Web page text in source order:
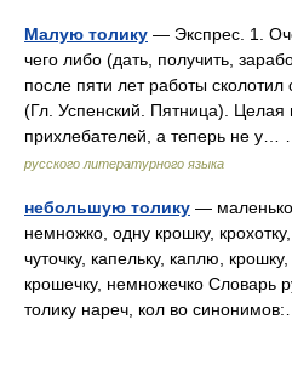
Малую толику — Экспрес. 1.
чего либо (дать, получить,
после пяти лет работы
(Гл. Успенский. Пятница). Целая
прихлебателей, а теперь не
русского литературного языка
небольшую толику — маленько,
немножко, одну крошку,
чуточку, капельку, каплю,
крошечку, немножечко Словарь
толику нареч, кол во